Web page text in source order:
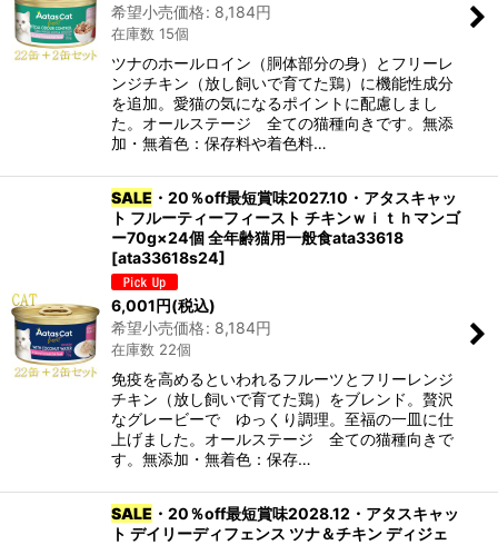
希望小売価格: 8,184円
在庫数 15個
ツナのホールロイン（胴体部分の身）とフリーレ
ンジチキン（放し飼いで育てた鶏）に機能性成分
を追加。愛猫の気になるポイントに配慮しまし
た。オールステージ 全ての猫種向きです。無添
加・無着色：保存料や着色料…
SALE ・20％off最短賞味2027.10・アタスキャッ
ト フルーティーフィースト チキンｗｉｔｈマンゴ
ー70g×24個 全年齢猫用一般食ata33618
[ata33618s24]
6,001円(税込)
希望小売価格: 8,184円
在庫数 22個
免疫を高めるといわれるフルーツとフリーレンジ
チキン（放し飼いで育てた鶏）をブレンド。贅沢
なグレービーで ゆっくり調理。至福の一皿に仕
上げました。オールステージ 全ての猫種向きで
す。無添加・無着色：保存…
SALE ・20％off最短賞味2028.12・アタスキャッ
ト デイリーディフェンス ツナ＆チキン ディジェ